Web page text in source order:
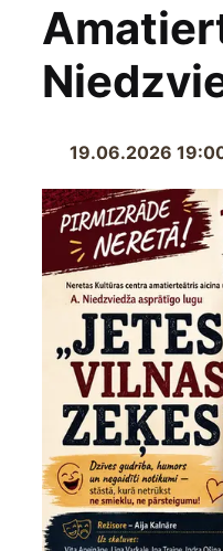
19.06.2026